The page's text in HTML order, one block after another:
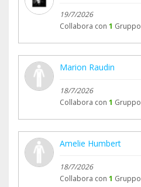
19/7/2026
Collabora con 1 Gruppo
Marion Raudin
18/7/2026
Collabora con 1 Gruppo
Amelie Humbert
18/7/2026
Collabora con 1 Gruppo